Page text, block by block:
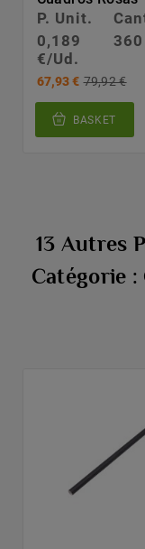
P. Unit.
0,189
€/Ud.
67,93 € 79,92 €
BASKET
13 Autres
Catégorie